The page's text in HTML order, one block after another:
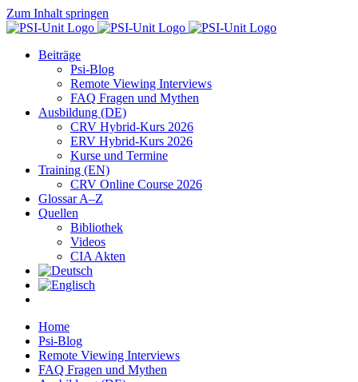
Zum Inhalt springen
Beiträge
Psi-Blog
Remote Viewing Interviews
FAQ Fragen und Mythen
Ausbildung (DE)
CRV Hybrid-Kurs 2026
ERV Hybrid-Kurs 2026
Kurse und Termine
Training (EN)
CRV Online Course 2026
Glossar A–Z
Quellen
Bibliothek
Videos
CIA Akten
Home
Psi-Blog
Remote Viewing Interviews
FAQ Fragen und Mythen